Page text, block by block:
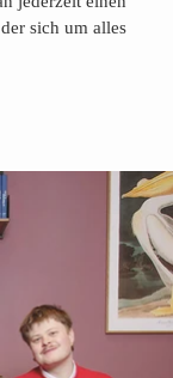
sich um alles